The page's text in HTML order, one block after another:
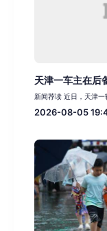
天津一车主在后
新闻荐读 近日，天津
2026-08-05